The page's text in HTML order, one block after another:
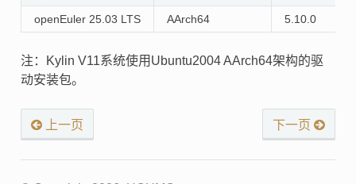
openEuler 25.03 LTS AArch64 5.10.0
注：Kylin V11系统使用Ubuntu2004 AArch64架构的驱
动安装包。
上一页 下一页